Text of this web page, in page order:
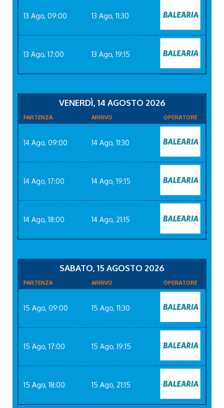
13 Ago, 09:00 13 Ago, 11:30
13 Ago, 17:00 13 Ago, 19:15
VENERDÌ, 14 AGOSTO 2026
PARTENZA ARRIVO OPERATORE
14 Ago, 09:00 14 Ago, 11:30
14 Ago, 17:00 14 Ago, 19:15
14 Ago, 18:00 14 Ago, 21:15
SABATO, 15 AGOSTO 2026
PARTENZA ARRIVO OPERATORE
15 Ago, 09:00 15 Ago, 11:30
15 Ago, 17:00 15 Ago, 19:15
15 Ago, 18:00 15 Ago, 21:15